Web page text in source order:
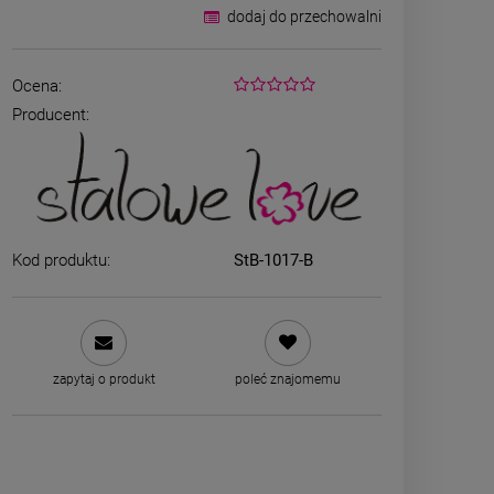
ZESTAW - dwa srebrne
dodaj do przechowalni
Ocena:
Producent:
Kod produktu: StB-1017-B
zapytaj o produkt poleć znajomemu